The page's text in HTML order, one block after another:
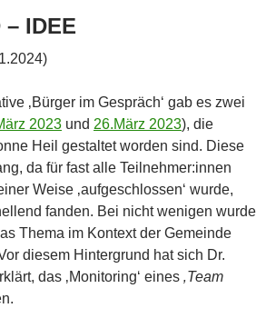
IDEE
‚Bürger im Gespräch‘ gab es zwei
2023 und 26.März 2023), die
Heil gestaltet worden sind. Diese
da für fast alle Teilnehmer:innen
Weise ‚aufgeschlossen‘ wurde,
fanden. Bei nicht wenigen wurde
Thema im Kontext der Gemeinde
diesem Hintergrund hat sich Dr.
das ‚Monitoring‘ eines ‚Team